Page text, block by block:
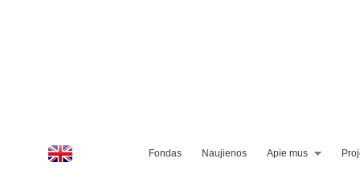
Fondas Naujienos Apie mus